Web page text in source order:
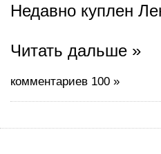
Недавно куплен
Читать дальше »
комментариев 100 »